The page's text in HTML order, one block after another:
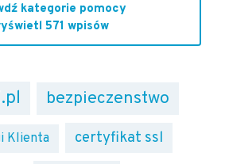
kategorie pomocy
571 wpisów
bezpieczenstwo
Klienta certyfikat ssl